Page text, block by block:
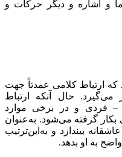
و اشاره و دیگر حرکات و
که ارتباط کلامی عمدتاً جهت
می‌گیرد. حال آنکه ارتباط
– فردی و در برخی موارد
بکار گرفته می‌شود. به‌عنوان
بیندازد و به‌این‌ترتیب
به او بدهد.